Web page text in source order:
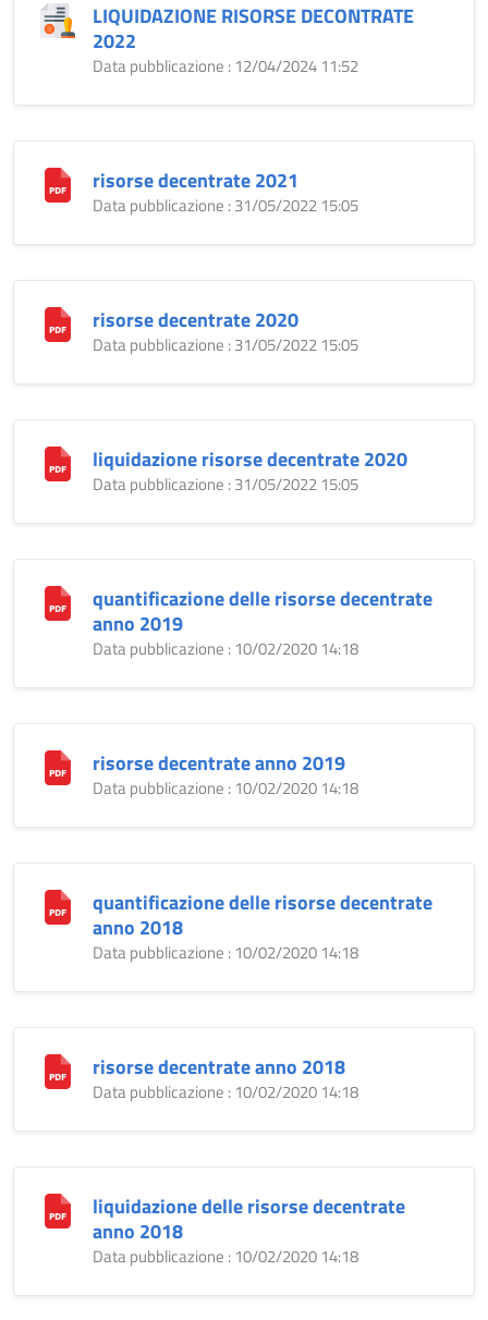
LIQUIDAZIONE RISORSE DECONTRATE
2022
Data pubblicazione : 12/04/2024 11:52
risorse decentrate 2021
Data pubblicazione : 31/05/2022 15:05
risorse decentrate 2020
Data pubblicazione : 31/05/2022 15:05
liquidazione risorse decentrate 2020
Data pubblicazione : 31/05/2022 15:05
quantificazione delle risorse decentrate
anno 2019
Data pubblicazione : 10/02/2020 14:18
risorse decentrate anno 2019
Data pubblicazione : 10/02/2020 14:18
quantificazione delle risorse decentrate
anno 2018
Data pubblicazione : 10/02/2020 14:18
risorse decentrate anno 2018
Data pubblicazione : 10/02/2020 14:18
liquidazione delle risorse decentrate
anno 2018
Data pubblicazione : 10/02/2020 14:18